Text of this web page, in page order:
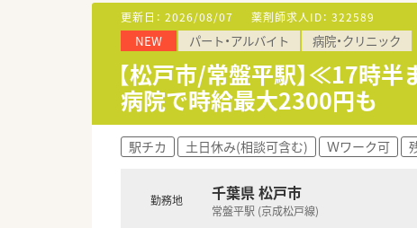
更新日： 2026/08/07 薬剤師求人ID： 322589
NEW パート・アルバイト 病院・クリニック
【松戸市/常盤平駅】≪17時
病院で時給最大2300円も
駅チカ 土日休み(相談可含む) Ｗワーク可
勤務地 千葉県 松戸市
常盤平駅 (京成松戸線)